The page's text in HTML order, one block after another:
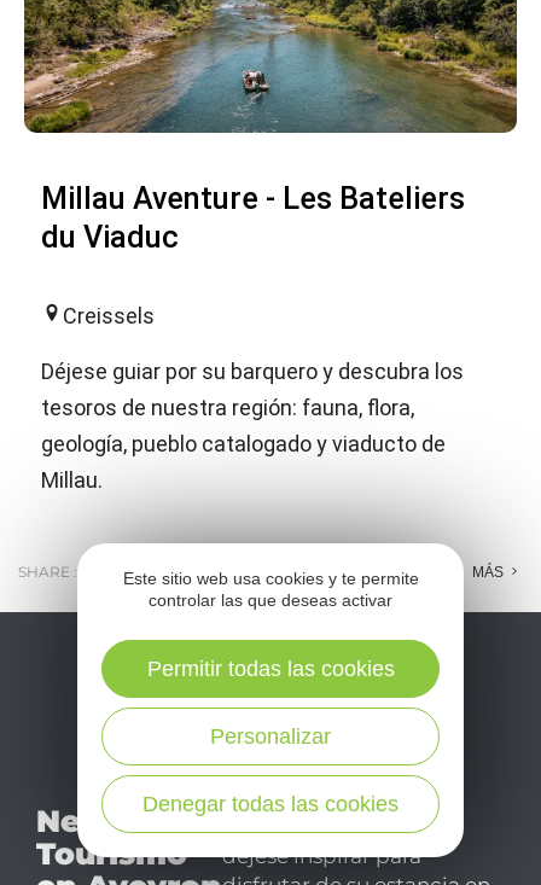
Millau Aventure - Les Bateliers
du Viaduc
Creissels
Déjese guiar por su barquero y descubra los
tesoros de nuestra región: fauna, flora,
geología, pueblo catalogado y viaducto de
Millau.
SHARE : E-MAIL MESSENGER FACEBOOK MÁS
Newsletter
Tourismo
No se pierda nuestro
mensual newsletter y
déjese inspirar para
Este sitio web usa cookies y te permite
controlar las que deseas activar
Denegar todas las cookies
Personalizar
Permitir todas las cookies